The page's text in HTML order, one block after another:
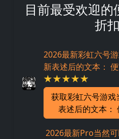
目前最受欢迎
折
2026最新彩虹六号
新表述后的文本：
获取彩虹六号游
表述后的文本：
2026最新Pro当然